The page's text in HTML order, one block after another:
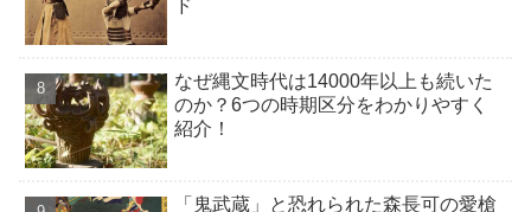
ド
なぜ縄文時代は14000年以上も続いた
のか？6つの時期区分をわかりやすく
紹介！
「鬼武蔵」と恐れられた森長可の愛槍